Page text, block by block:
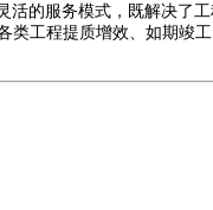
的服务模式，既解决了
工程提质增效、如期竣工